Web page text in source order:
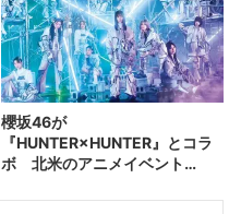
櫻坂46が
『HUNTER×HUNTER』とコラ
ボ 北米のアニメイベント